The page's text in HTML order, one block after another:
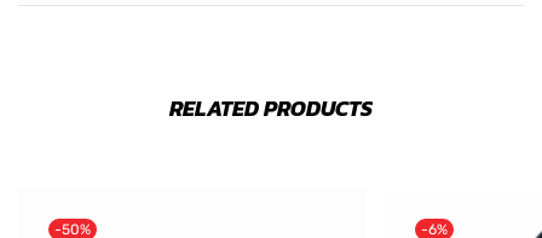
RELATED PRODUCTS
-50% -6%